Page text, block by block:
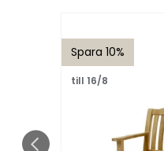
Spara 10%
till 16/8